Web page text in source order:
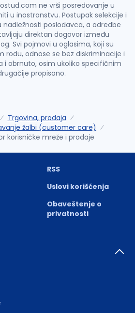
ne vrši posredovanje u
u inostranstvu. Postupak selekcije i
poslodavca, a odredbe
direktan dogovor između
Svi pojmovi u oglasima, koji su
rodu, odnose se bez diskriminacije i
i obrnuto, osim ukoliko specifičnim
propisano.
Trgovina, prodaja
žalbi (customer care)
korisničke mreže i prodaje
RSS
Uslovi korišćenja
Obaveštenje o
privatnosti